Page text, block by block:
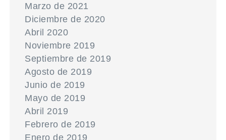
Marzo de 2021
Diciembre de 2020
Abril 2020
Noviembre 2019
Septiembre de 2019
Agosto de 2019
Junio de 2019
Mayo de 2019
Abril 2019
Febrero de 2019
Enero de 2019